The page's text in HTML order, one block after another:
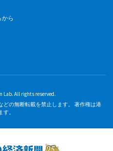
ら
Lab. All rights reserved.
の無断転載を禁止します。 著作権は港
。